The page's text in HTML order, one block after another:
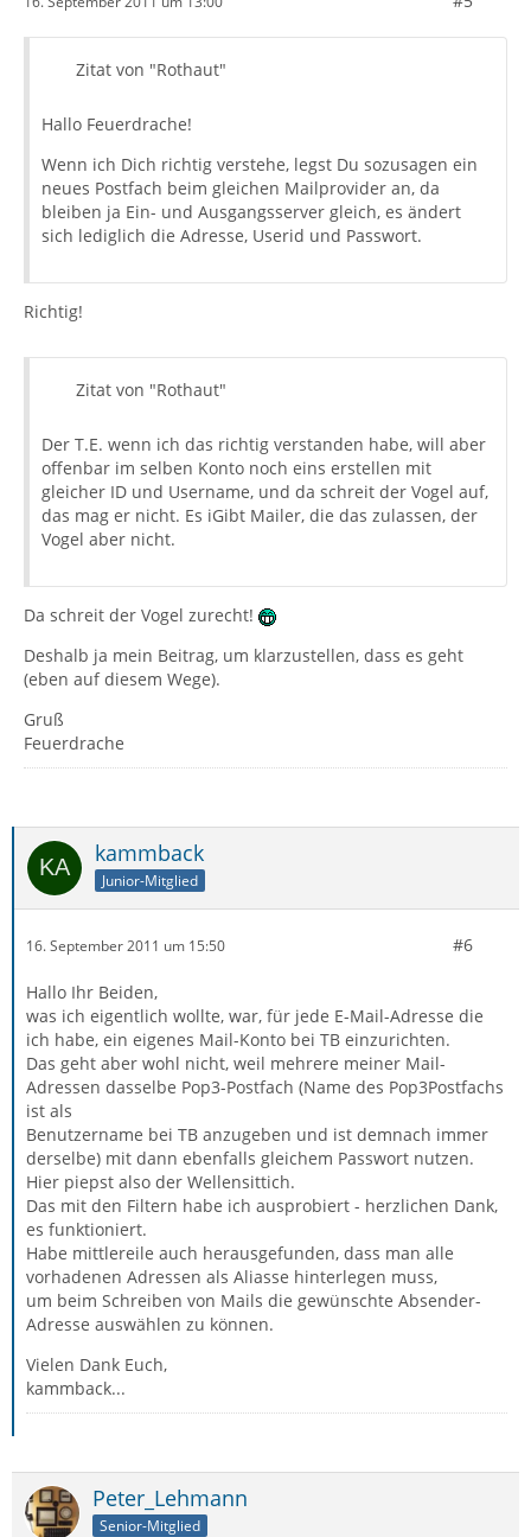
Zitat von "Rothaut"
Hallo Feuerdrache!
Wenn ich Dich richtig verstehe, legst Du sozusagen ein
neues Postfach beim gleichen Mailprovider an, da
bleiben ja Ein- und Ausgangsserver gleich, es ändert
sich lediglich die Adresse, Userid und Passwort.
Richtig!
Zitat von "Rothaut"
Der T.E. wenn ich das richtig verstanden habe, will aber
offenbar im selben Konto noch eins erstellen mit
gleicher ID und Username, und da schreit der Vogel auf,
das mag er nicht. Es iGibt Mailer, die das zulassen, der
Vogel aber nicht.
Da schreit der Vogel zurecht!
Deshalb ja mein Beitrag, um klarzustellen, dass es geht
(eben auf diesem Wege).
Gruß
Feuerdrache
kammback
Junior-Mitglied
16. September 2011 um 15:50 #6
Hallo Ihr Beiden,
was ich eigentlich wollte, war, für jede E-Mail-Adresse die
ich habe, ein eigenes Mail-Konto bei TB einzurichten.
Das geht aber wohl nicht, weil mehrere meiner Mail-
Adressen dasselbe Pop3-Postfach (Name des Pop3Postfachs
ist als
Benutzername bei TB anzugeben und ist demnach immer
derselbe) mit dann ebenfalls gleichem Passwort nutzen.
Hier piepst also der Wellensittich.
Das mit den Filtern habe ich ausprobiert - herzlichen Dank,
es funktioniert.
Habe mittlereile auch herausgefunden, dass man alle
vorhadenen Adressen als Aliasse hinterlegen muss,
um beim Schreiben von Mails die gewünschte Absender-
Adresse auswählen zu können.
Vielen Dank Euch,
kammback...
Peter_Lehmann
Senior-Mitglied